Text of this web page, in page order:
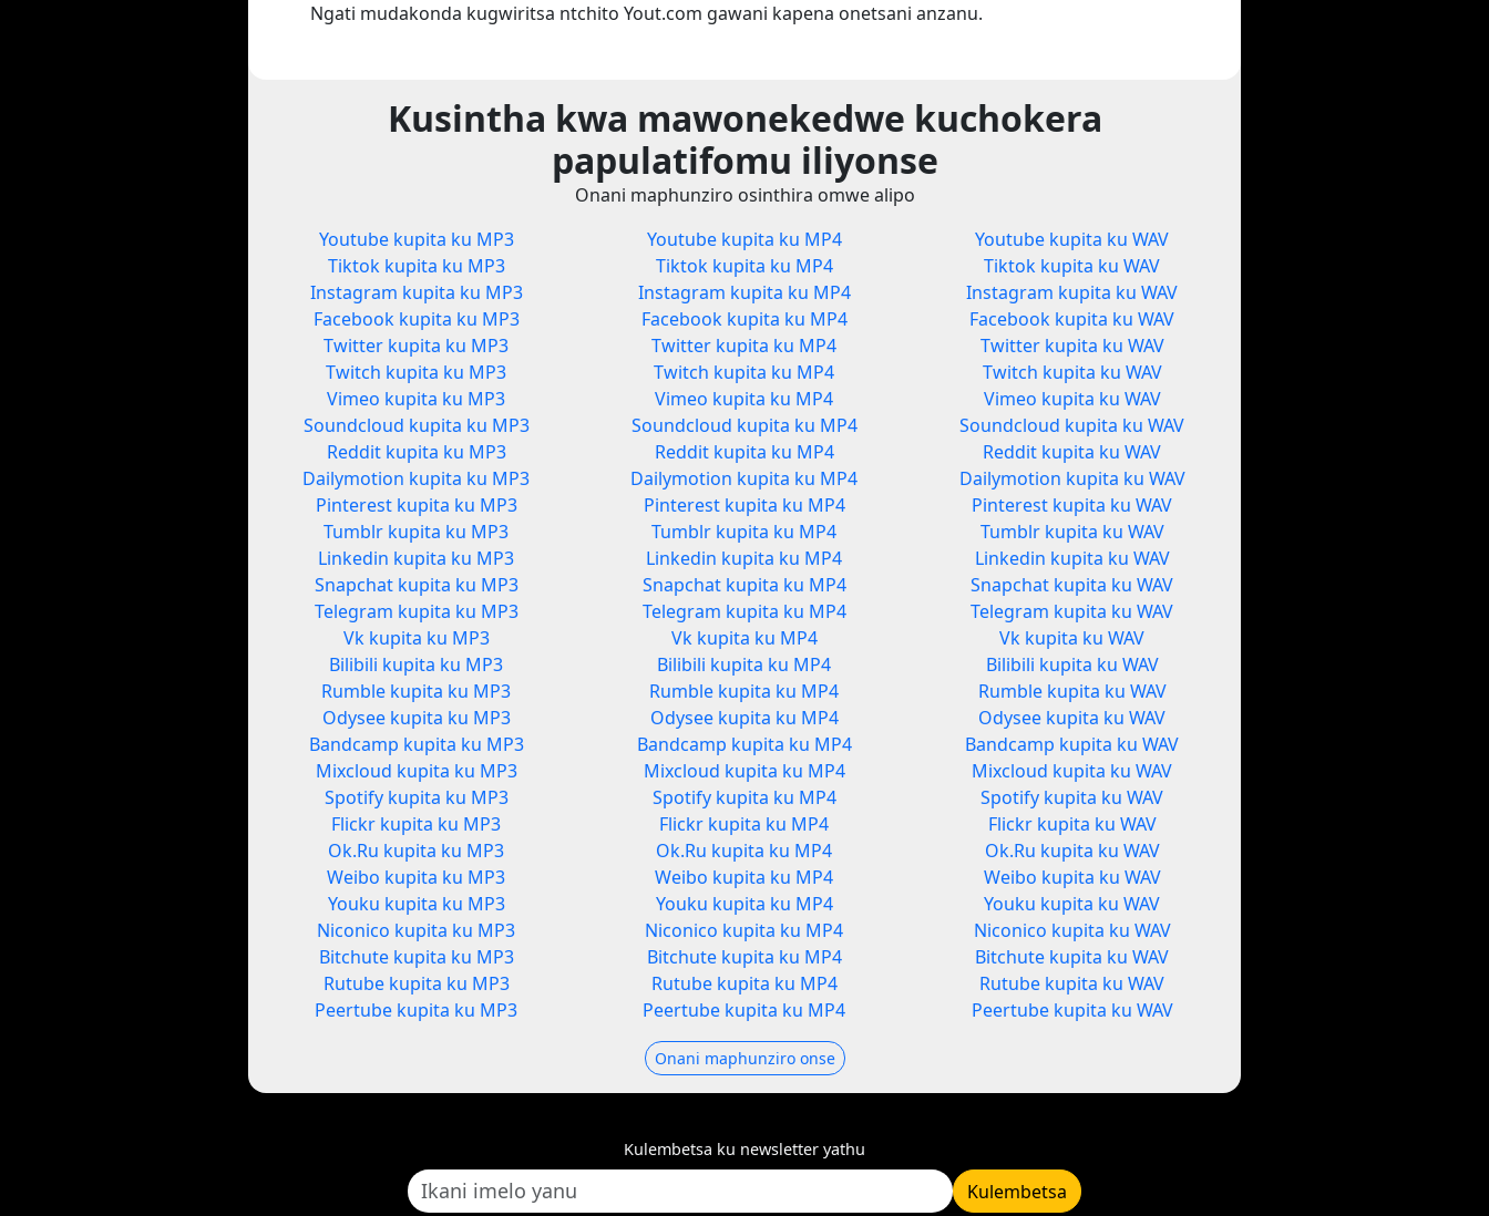
Ngati mudakonda kugwiritsa ntchito Yout.com gawani kapena onetsani anzanu.
Kusintha kwa mawonekedwe kuchokera
papulatifomu iliyonse
Onani maphunziro osinthira omwe alipo
Youtube kupita ku MP3
Tiktok kupita ku MP3
Instagram kupita ku MP3
Facebook kupita ku MP3
Twitter kupita ku MP3
Twitch kupita ku MP3
Vimeo kupita ku MP3
Soundcloud kupita ku MP3
Reddit kupita ku MP3
Dailymotion kupita ku MP3
Pinterest kupita ku MP3
Tumblr kupita ku MP3
Linkedin kupita ku MP3
Snapchat kupita ku MP3
Telegram kupita ku MP3
Vk kupita ku MP3
Bilibili kupita ku MP3
Rumble kupita ku MP3
Odysee kupita ku MP3
Bandcamp kupita ku MP3
Mixcloud kupita ku MP3
Spotify kupita ku MP3
Flickr kupita ku MP3
Ok.Ru kupita ku MP3
Weibo kupita ku MP3
Youku kupita ku MP3
Niconico kupita ku MP3
Bitchute kupita ku MP3
Rutube kupita ku MP3
Peertube kupita ku MP3
Youtube kupita ku MP4
Tiktok kupita ku MP4
Instagram kupita ku MP4
Facebook kupita ku MP4
Twitter kupita ku MP4
Twitch kupita ku MP4
Vimeo kupita ku MP4
Soundcloud kupita ku MP4
Reddit kupita ku MP4
Dailymotion kupita ku MP4
Pinterest kupita ku MP4
Tumblr kupita ku MP4
Linkedin kupita ku MP4
Snapchat kupita ku MP4
Telegram kupita ku MP4
Vk kupita ku MP4
Bilibili kupita ku MP4
Rumble kupita ku MP4
Odysee kupita ku MP4
Bandcamp kupita ku MP4
Mixcloud kupita ku MP4
Spotify kupita ku MP4
Flickr kupita ku MP4
Ok.Ru kupita ku MP4
Weibo kupita ku MP4
Youku kupita ku MP4
Niconico kupita ku MP4
Bitchute kupita ku MP4
Rutube kupita ku MP4
Peertube kupita ku MP4
Youtube kupita ku WAV
Tiktok kupita ku WAV
Instagram kupita ku WAV
Facebook kupita ku WAV
Twitter kupita ku WAV
Twitch kupita ku WAV
Vimeo kupita ku WAV
Soundcloud kupita ku WAV
Reddit kupita ku WAV
Dailymotion kupita ku WAV
Pinterest kupita ku WAV
Tumblr kupita ku WAV
Linkedin kupita ku WAV
Snapchat kupita ku WAV
Telegram kupita ku WAV
Vk kupita ku WAV
Bilibili kupita ku WAV
Rumble kupita ku WAV
Odysee kupita ku WAV
Bandcamp kupita ku WAV
Mixcloud kupita ku WAV
Spotify kupita ku WAV
Flickr kupita ku WAV
Ok.Ru kupita ku WAV
Weibo kupita ku WAV
Youku kupita ku WAV
Niconico kupita ku WAV
Bitchute kupita ku WAV
Rutube kupita ku WAV
Peertube kupita ku WAV
Onani maphunziro onse
Kulembetsa ku newsletter yathu
Kulembetsa